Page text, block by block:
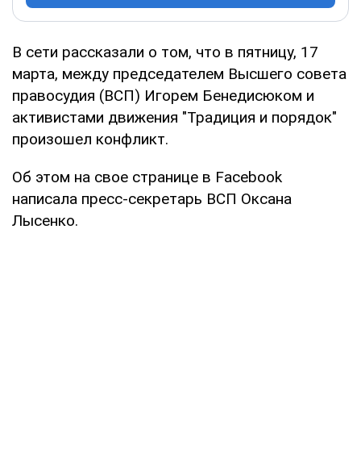
В сети рассказали о том, что в пятницу, 17
марта, между председателем Высшего совета
правосудия (ВСП) Игорем Бенедисюком и
активистами движения "Традиция и порядок"
произошел конфликт.
Об этом на свое странице в Facebook
написала пресс-секретарь ВСП Оксана
Лысенко.